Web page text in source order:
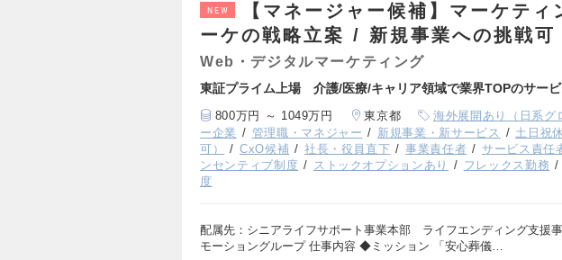
NEW
【マネージャー候補】マーケテ
ーケの戦略立案 / 新規事業への挑戦可
Web・デジタルマーケティング
東証プライム上場 介護/医療/キャリア領域で業界TOPのサー
800万円 ～ 1049万円 東京都 海外展開あり（日系グ
ー企業
管理職・マネジャー 新規事業・新サービス 土日祝
可）
CxO候補 社長・役員直下 事業責任者 サービス責任
ンセンティブ制度
ストックオプションあり フレックス勤務
度
配属先：シニアライフサポート事業本部 ライフエンディング支援
モーショングループ 仕事内容 ◆ミッション 「安心葬儀…